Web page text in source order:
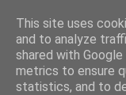
This site uses
and to analyze
shared with
metrics to ensure
statistics, and to